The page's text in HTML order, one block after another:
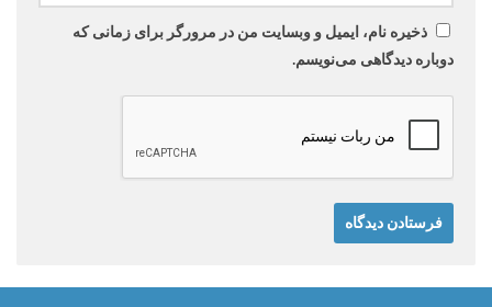
ذخیره نام، ایمیل و وبسایت من در مرورگر برای زمانی که
دوباره دیدگاهی می‌نویسم.